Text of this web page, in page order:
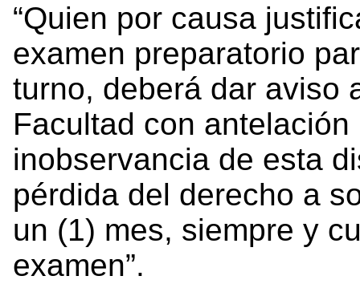
“Quien por causa
examen preparatorio
turno, deberá dar aviso
Facultad con
inobservancia de esta
pérdida del derecho a
un (1) mes, siempre y
examen”.